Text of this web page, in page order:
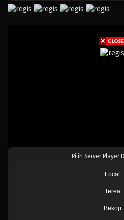
--Pilih Server Player
Local
Terea
Bekop